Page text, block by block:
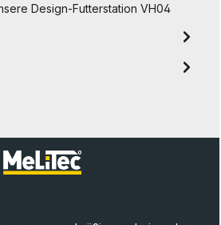
Design-Futterstation VH04